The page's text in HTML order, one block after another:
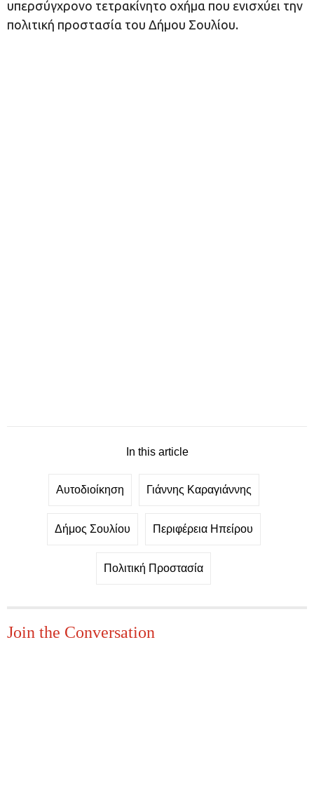
υπερσύγχρονο τετρακίνητο οχήμα που ενισχύει την
πολιτική προστασία του Δήμου Σουλίου.
In this article
Αυτοδιοίκηση Γιάννης Καραγιάννης
Δήμος Σουλίου Περιφέρεια Ηπείρου
Πολιτική Προστασία
Join the Conversation